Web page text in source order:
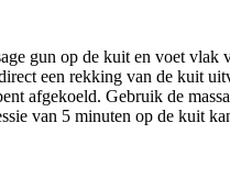
gun op de kuit en voet vlak
een rekking van de kuit
afgekoeld. Gebruik de
van 5 minuten op de kuit